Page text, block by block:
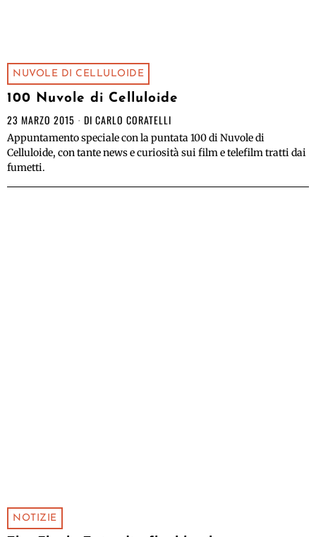
NUVOLE DI CELLULOIDE
100 Nuvole di Celluloide
23 MARZO 2015 DI CARLO CORATELLI
Appuntamento speciale con la puntata 100 di Nuvole di
Celluloide, con tante news e curiosità sui film e telefilm tratti dai
fumetti.
NOTIZIE